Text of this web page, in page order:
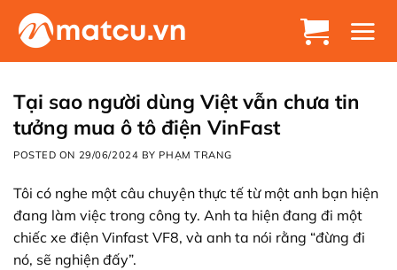
Chuyển
đến
Tại sao người dùng Việt vẫn chưa tin
tưởng mua ô tô điện VinFast
POSTED ON 29/06/2024 BY PHẠM TRANG
Tôi có nghe một câu chuyện thực tế từ một anh bạn hiện
đang làm việc trong công ty. Anh ta hiện đang đi một
chiếc xe điện Vinfast VF8, và anh ta nói rằng “đừng đi
nó, sẽ nghiện đấy”.